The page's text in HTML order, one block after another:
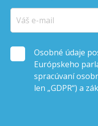
Osobné údaje
Európskeho
spracúvaní
len „GDPR“) a